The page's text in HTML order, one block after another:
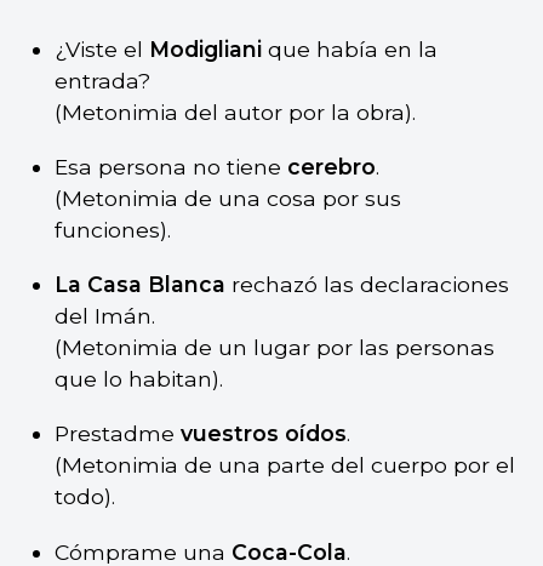
¿Viste el Modigliani que había en la
entrada?
(Metonimia del autor por la obra).
Esa persona no tiene cerebro.
(Metonimia de una cosa por sus
funciones).
La Casa Blanca rechazó las declaraciones
del Imán.
(Metonimia de un lugar por las personas
que lo habitan).
Prestadme vuestros oídos.
(Metonimia de una parte del cuerpo por el
todo).
Cómprame una Coca-Cola.